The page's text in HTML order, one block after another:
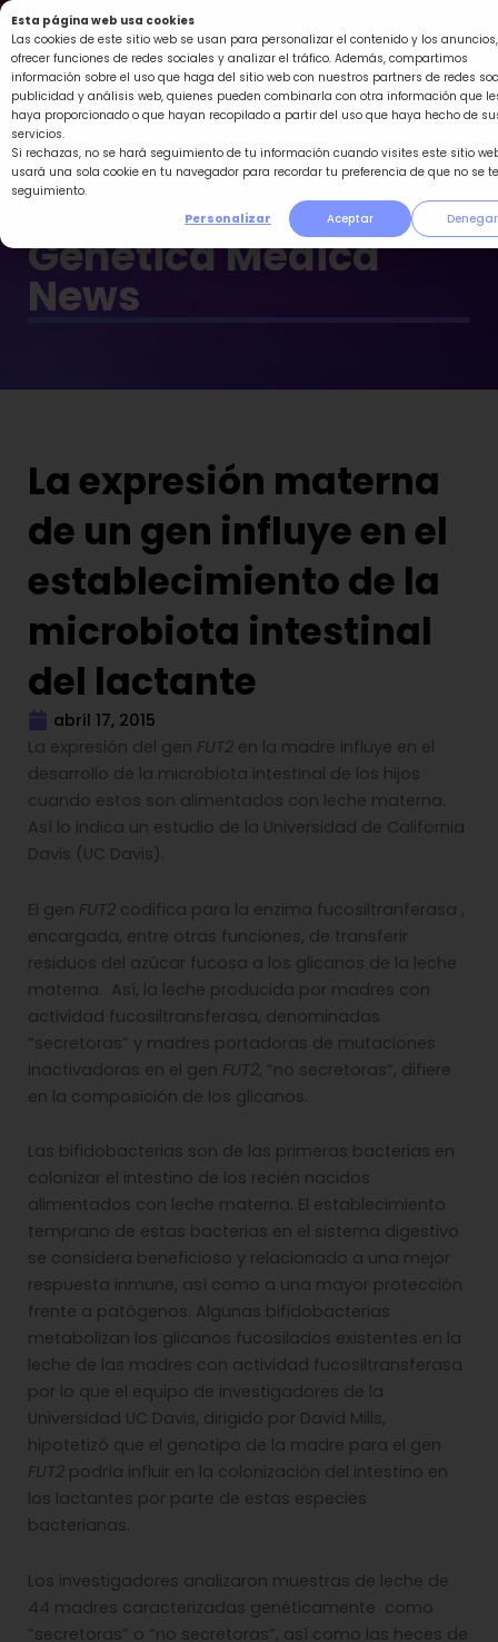
Esta página web usa cookies
Las cookies de este sitio web se usan para personalizar el contenido y los anuncios,
ofrecer funciones de redes sociales y analizar el tráfico. Además, compartimos
información sobre el uso que haga del sitio web con nuestros partners de redes
publicidad y análisis web, quienes pueden combinarla con otra información que
haya proporcionado o que hayan recopilado a partir del uso que haya hecho de
servicios.
Si rechazas, no se hará seguimiento de tu información cuando visites este sitio
usará una sola cookie en tu navegador para recordar tu preferencia de que no se
seguimiento.
Personalizar
Aceptar Denegar
Ir
al
contenido
Genética Médica
News
La expresión materna
de un gen influye en el
establecimiento de la
microbiota intestinal
del lactante
abril 17, 2015
La expresión del gen FUT2 en la madre influye en el
desarrollo de la microbiota intestinal de los hijos
cuando estos son alimentados con leche materna.
Así lo indica un estudio de la Universidad de California
Davis (UC Davis).
El gen FUT2 codifica para la enzima fucosiltranferasa ,
encargada, entre otras funciones, de transferir
residuos del azúcar fucosa a los glicanos de la leche
materna. Así, la leche producida por madres con
actividad fucosiltransferasa, denominadas
“secretoras” y madres portadoras de mutaciones
inactivadoras en el gen FUT2, “no secretoras”, difiere
en la composición de los glicanos.
Las bifidobacterias son de las primeras bacterias en
colonizar el intestino de los recién nacidos
alimentados con leche materna. El establecimiento
temprano de estas bacterias en el sistema digestivo
se considera beneficioso y relacionado a una mejor
respuesta inmune, así como a una mayor protección
frente a patógenos. Algunas bifidobacterias
metabolizan los glicanos fucosilados existentes en la
leche de las madres con actividad fucosiltransferasa
por lo que el equipo de investigadores de la
Universidad UC Davis, dirigido por David Mills,
hipotetizó que el genotipo de la madre para el gen
FUT2 podría influir en la colonización del intestino en
los lactantes por parte de estas especies
bacterianas.
Los investigadores analizaron muestras de leche de
44 madres caracterizadas genéticamente como
“secretoras” o “no secretoras”, así como las heces de